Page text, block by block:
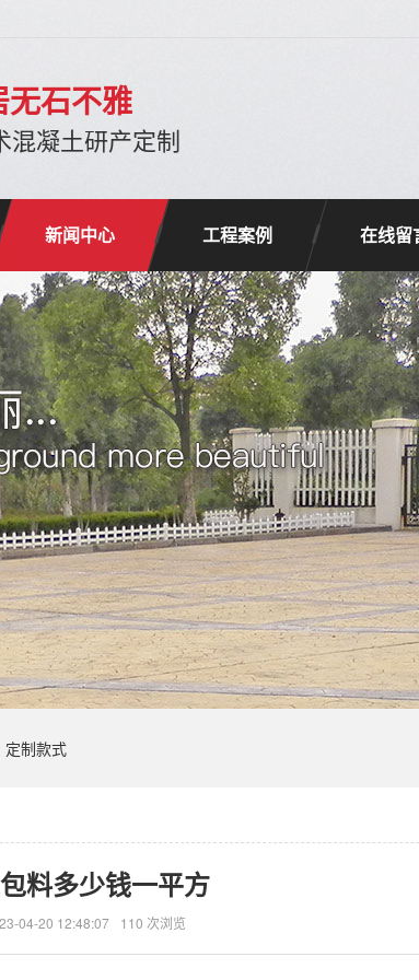
石不雅
混凝土研产定制
新闻中心 工程案例 在线留
定制款式
料多少钱一平方
04-20 12:48:07 110 次浏览